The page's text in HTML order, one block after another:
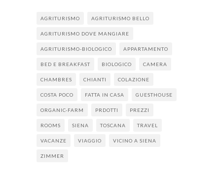
AGRITURISMO AGRITURISMO BELLO
AGRITURISMO DOVE MANGIARE
AGRITURISMO-BIOLOGICO APPARTAMENTO
BED E BREAKFAST BIOLOGICO CAMERA
CHAMBRES CHIANTI COLAZIONE
COSTA POCO FATTA IN CASA GUESTHOUSE
ORGANIC-FARM PRDOTTI PREZZI
ROOMS SIENA TOSCANA TRAVEL
VACANZE VIAGGIO VICINO A SIENA
ZIMMER